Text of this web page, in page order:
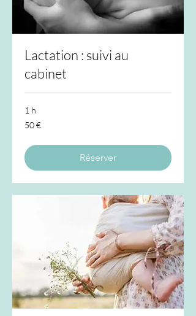
Lactation : suivi au
cabinet
1 h
50
euros
50 €
Réserver